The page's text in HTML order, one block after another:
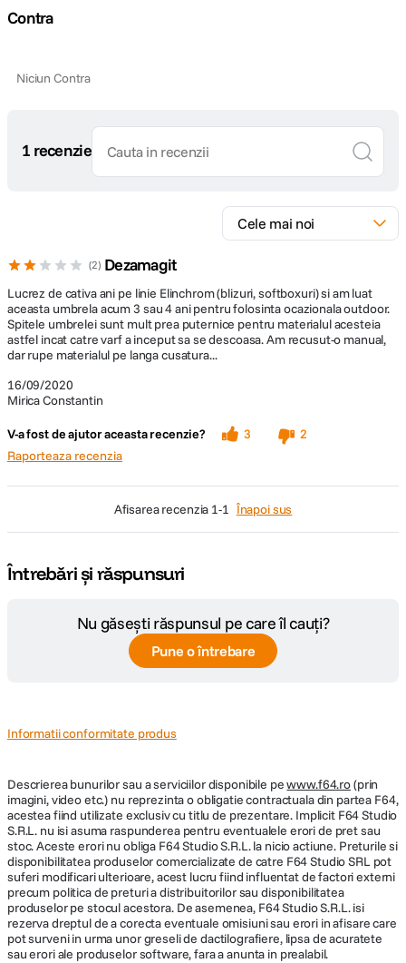
Contra
Niciun Contra
1 recenzie
2 Dezamagit
16/09/2020
Mirica Constantin
Lucrez de cativa ani pe linie Elinchrom (blizuri, softboxuri) si am luat
aceasta umbrela acum 3 sau 4 ani pentru folosinta ocazionala outdoor.
Spitele umbrelei sunt mult prea puternice pentru materialul acesteia
astfel incat catre varf a inceput sa se descoasa. Am recusut-o manual,
dar rupe materialul pe langa cusatura...
V-a fost de ajutor aceasta recenzie? 3
2
Raporteaza recenzia
afisarea recenzia 1-1 Înapoi sus
Întrebări și răspunsuri
Nu găsești răspunsul pe care îl cauți?
Pune o întrebare
Informatii conformitate produs
Descrierea bunurilor sau a serviciilor disponibile pewww.f64.ro(prin
imagini, video etc.) nu reprezinta o obligatie contractuala din partea F64,
acestea fiind utilizate exclusiv cu titlu de prezentare. Implicit F64 Studio
S.R.L. nu isi asuma raspunderea pentru eventualele erori de pret sau
stoc. Aceste erori nu obliga F64 Studio S.R.L. la nicio actiune. Preturile si
disponibilitatea produselor comercializate de catre F64 Studio SRL pot
suferi modificari ulterioare, acest lucru fiind influentat de factori externi
precum politica de preturi a distribuitorilor sau disponibilitatea
produselor pe stocul acestora. De asemenea, F64 Studio S.R.L. isi
rezerva dreptul de a corecta eventuale omisiuni sau erori in afisare care
pot surveni in urma unor greseli de dactilografiere, lipsa de acuratete
sau erori ale produselor software, fara a anunta in prealabil.